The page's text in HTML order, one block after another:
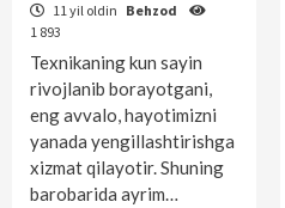
11 yil oldin Behzod
1 893
Texnikaning kun sayin
rivojlanib borayotgani,
eng avvalo, hayotimizni
yanada yengillashtirishga
xizmat qilayotir. Shuning
barobarida ayrim…